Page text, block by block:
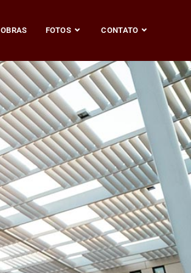
OBRAS FOTOS CONTATO